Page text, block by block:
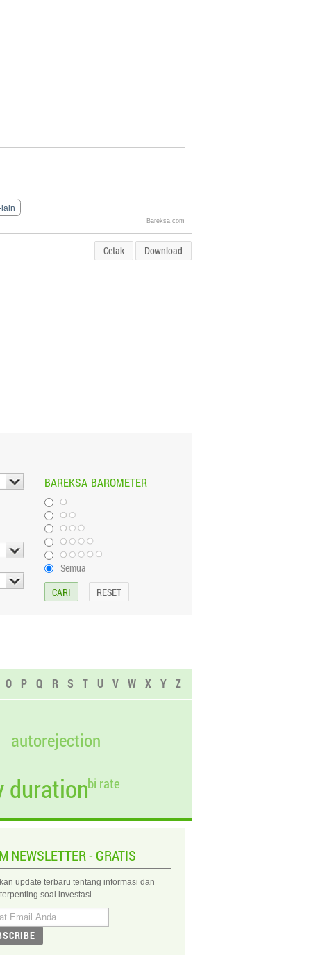
Bareksa.com
Cetak Download
BAREKSA BAROMETER
Semua
O P Q R S T U V W X Y Z
duration
autorejection
bi rate
NEWSLETTER - GRATIS
update terbaru tentang informasi dan
soal investasi.